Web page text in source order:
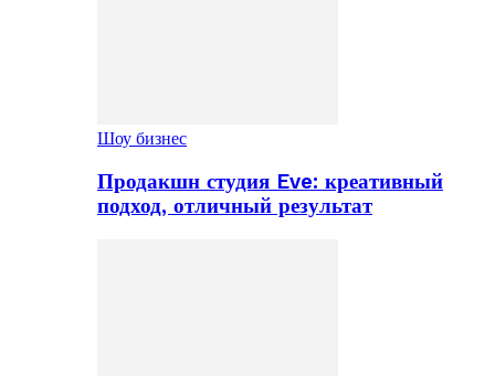
Шоу бизнес
Продакшн студия Eve: креативный
подход, отличный результат